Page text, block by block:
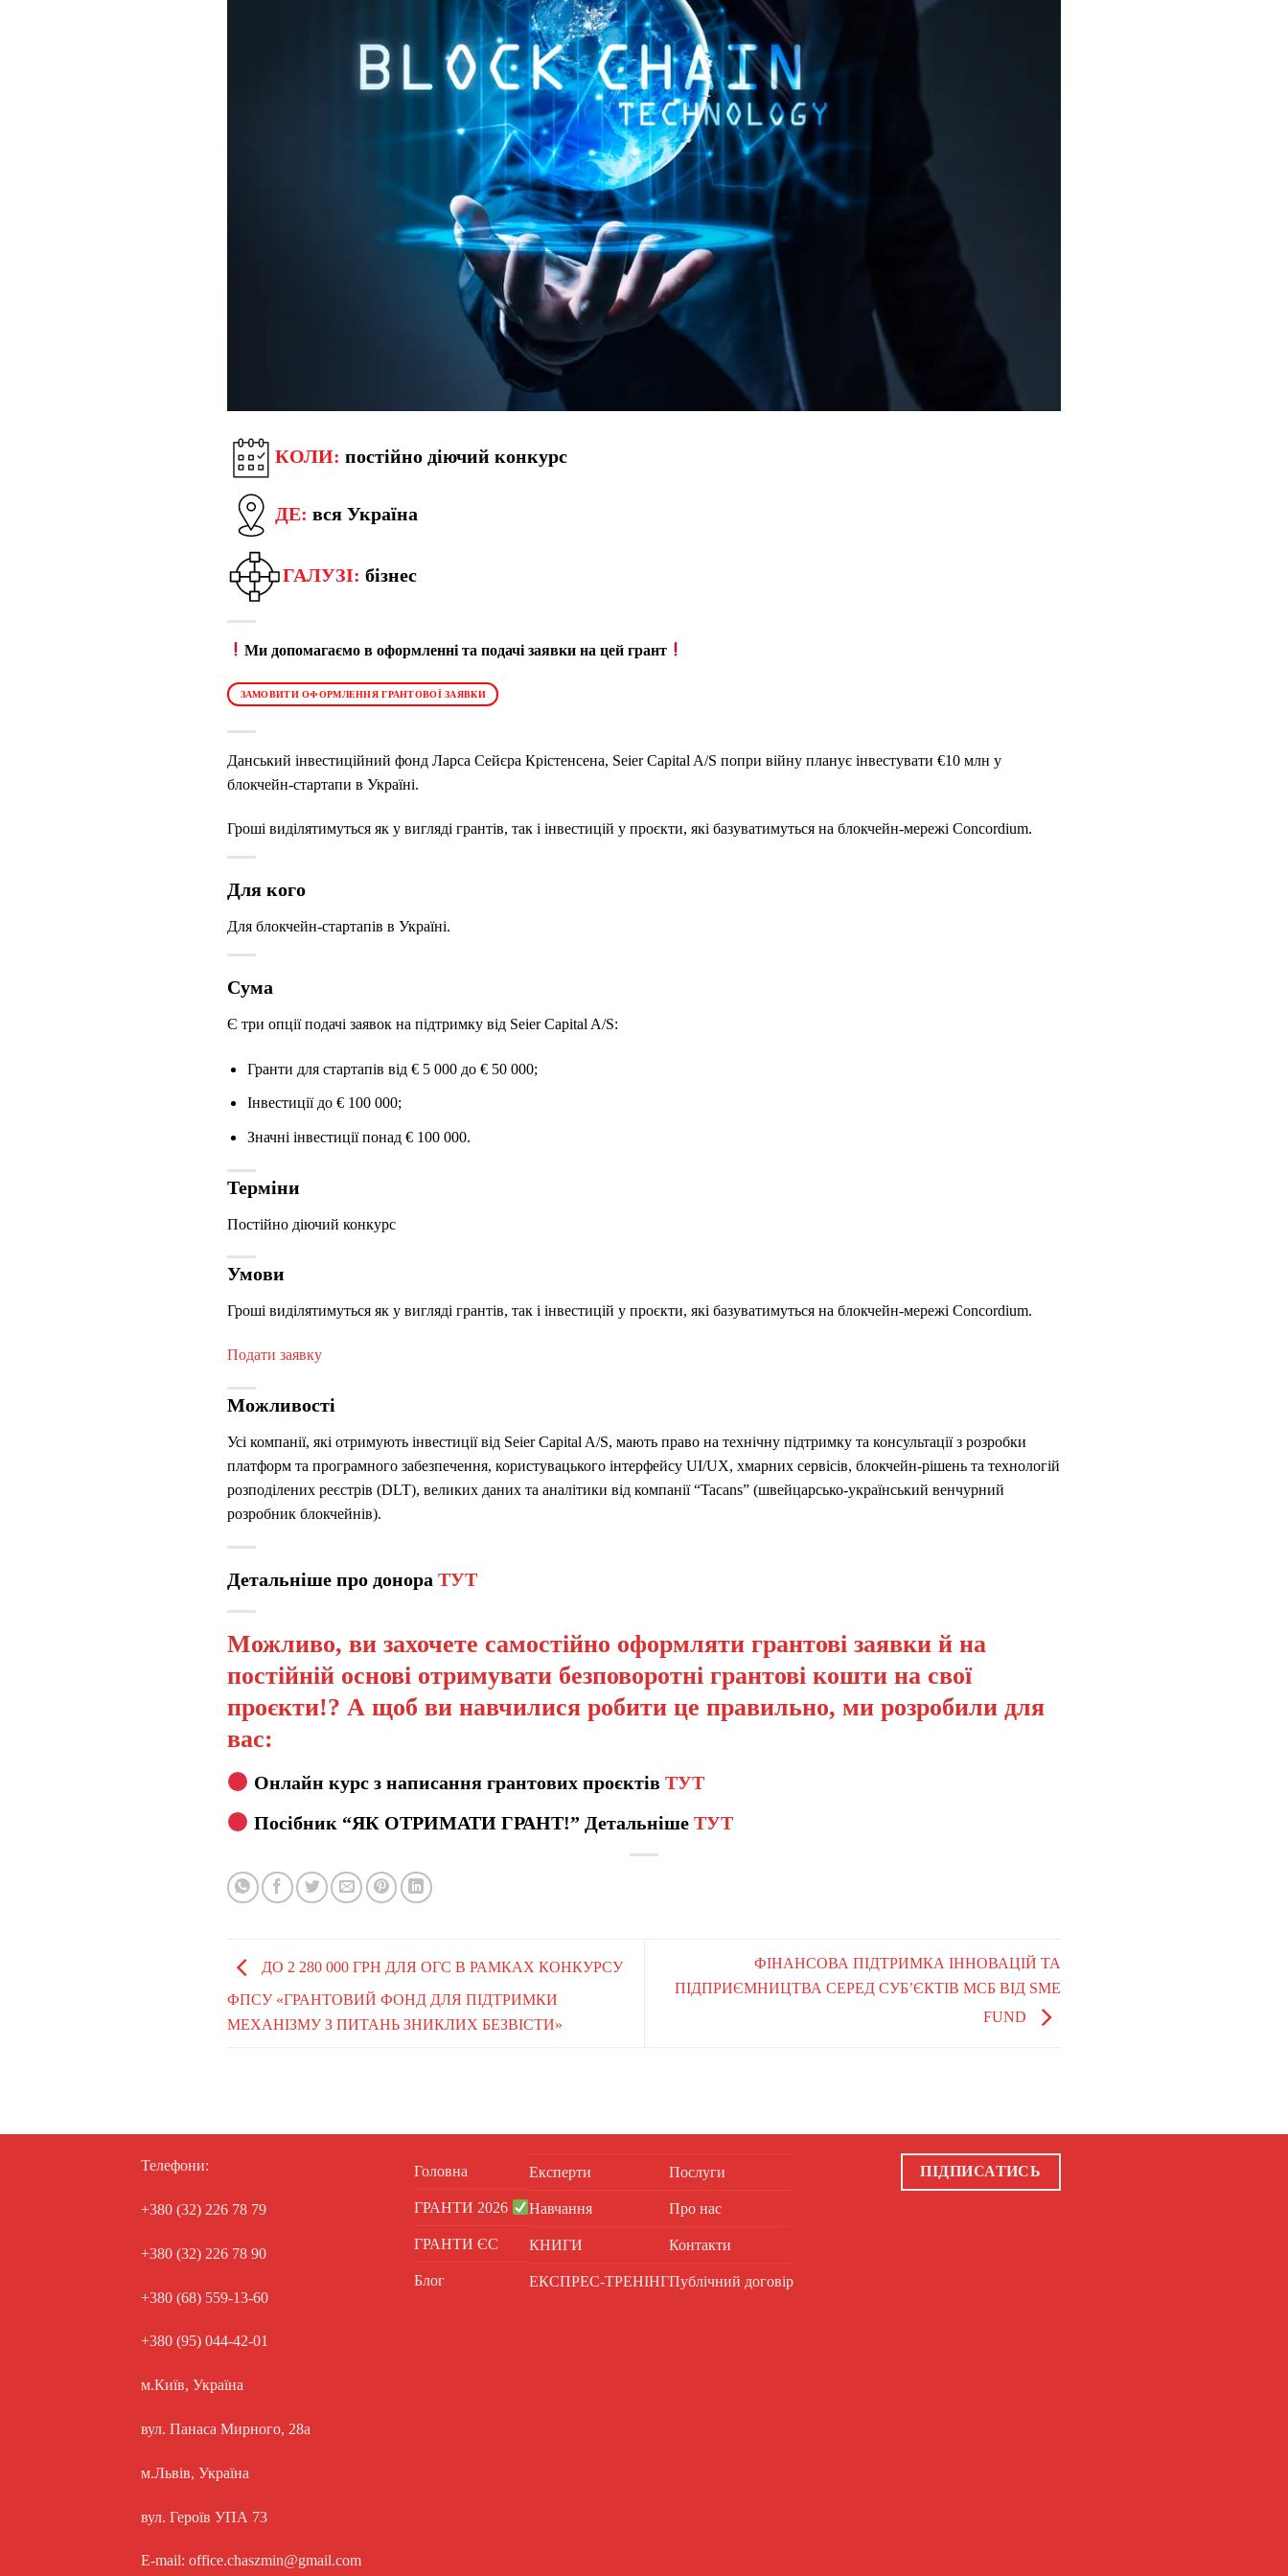
КОЛИ: постійно діючий конкурс
ДЕ: вся Україна
ГАЛУЗІ: бізнес
Ми допомагаємо в оформленні та подачі заявки на цей грант
ЗАМОВИТИ ОФОРМЛЕННЯ ГРАНТОВОЇ ЗАЯВКИ
Данський інвестиційний фонд Ларса Сейєра Крістенсена, Seier Capital A/S попри війну планує інвестувати €10 млн у
блокчейн-стартапи в Україні.
Гроші виділятимуться як у вигляді грантів, так і інвестицій у проєкти, які базуватимуться на блокчейн-мережі Concordium.
Для кого
Для блокчейн-стартапів в Україні.
Сума
Є три опції подачі заявок на підтримку від Seier Capital A/S:
Гранти для стартапів від € 5 000 до € 50 000;
Інвестиції до € 100 000;
Значні інвестиції понад € 100 000.
Терміни
Постійно діючий конкурс
Умови
Гроші виділятимуться як у вигляді грантів, так і інвестицій у проєкти, які базуватимуться на блокчейн-мережі Concordium.
Подати заявку
Можливості
Усі компанії, які отримують інвестиції від Seier Capital A/S, мають право на технічну підтримку та консультації з розробки
платформ та програмного забезпечення, користувацького інтерфейсу UI/UX, хмарних сервісів, блокчейн-рішень та технологій
розподілених реєстрів (DLT), великих даних та аналітики від компанії “Tacans” (швейцарсько-український венчурний
розробник блокчейнів).
Детальніше про донора ТУТ
Можливо, ви захочете самостійно оформляти грантові заявки й на
постійній основі отримувати безповоротні грантові кошти на свої
проєкти!? А щоб ви навчилися робити це правильно, ми розробили для
вас:
Онлайн курс з написання грантових проєктів ТУТ
Посібник “ЯК ОТРИМАТИ ГРАНТ!” Детальніше ТУТ
ДО 2 280 000 ГРН ДЛЯ ОГС В РАМКАХ КОНКУРСУ
ФПСУ «ГРАНТОВИЙ ФОНД ДЛЯ ПІДТРИМКИ
МЕХАНІЗМУ З ПИТАНЬ ЗНИКЛИХ БЕЗВІСТИ»
ФІНАНСОВА ПІДТРИМКА ІННОВАЦІЙ ТА
ПІДПРИЄМНИЦТВА СЕРЕД СУБ’ЄКТІВ МСБ ВІД SME
FUND
Телефони:
+380 (32) 226 78 79
+380 (32) 226 78 90
+380 (68) 559-13-60
+380 (95) 044-42-01
м.Київ, Україна
вул. Панаса Мирного, 28а
м.Львів, Україна
вул. Героїв УПА 73
E-mail: office.chaszmin@gmail.com
Головна
ГРАНТИ 2026
ГРАНТИ ЄС
Блог
Експерти
Навчання
КНИГИ
ЕКСПРЕС-ТРЕНІНГ
Послуги
Про нас
Контакти
Публічний договір
ПІДПИСАТИСЬ